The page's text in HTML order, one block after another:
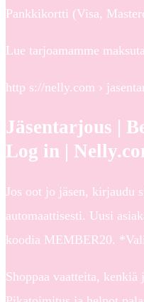
Pankkikortti (Visa,
Lue tarjoamamme
http s://nelly.com ›
Jäsentarjous |
Log in |
Jos oot jo jäsen, kirjaudu
automaattisesti. Uusi
koodia MEMBER20.
Shoppaa vaatteita, kenkiä